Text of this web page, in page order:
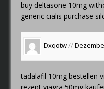
buy deltasone 10mg
generic cialis purchase
Dxqotw//
tadalafil 10mg bestellen